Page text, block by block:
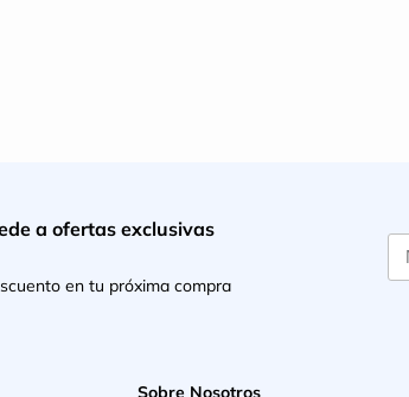
a ofertas exclusivas
en tu próxima compra
Sobre Nosotros